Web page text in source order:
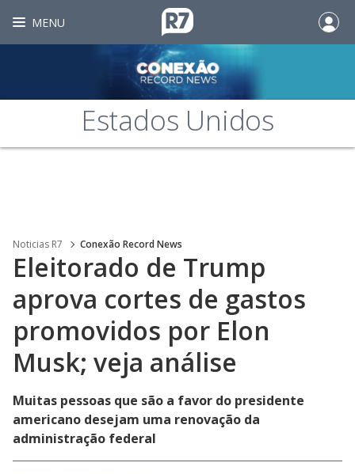
MENU
Estados Unidos
Noticias R7 Conexão Record News
Eleitorado de Trump
aprova cortes de gastos
promovidos por Elon
Musk; veja análise
Muitas pessoas que são a favor do presidente
americano desejam uma renovação da
administração federal